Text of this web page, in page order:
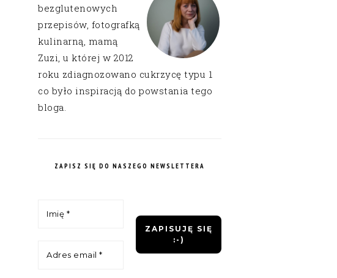
bezglutenowych
przepisów, fotografką
kulinarną, mamą
Zuzi, u której w 2012
roku zdiagnozowano cukrzycę typu 1
co było inspiracją do powstania tego
bloga.
ZAPISZ SIĘ DO NASZEGO NEWSLETTERA